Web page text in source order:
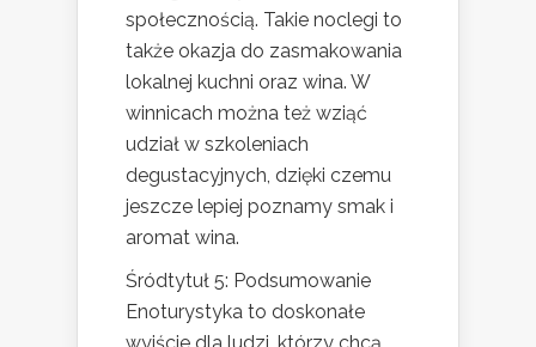
społecznością. Takie noclegi to
także okazja do zasmakowania
lokalnej kuchni oraz wina. W
winnicach można też wziąć
udział w szkoleniach
degustacyjnych, dzięki czemu
jeszcze lepiej poznamy smak i
aromat wina.
Śródtytuł 5: Podsumowanie
Enoturystyka to doskonałe